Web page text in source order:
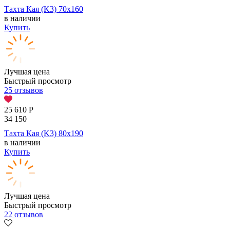
Тахта Кая (K3) 70х160
в наличии
Купить
Лучшая цена
Быстрый просмотр
25 отзывов
25 610 Р
34 150
Тахта Кая (K3) 80х190
в наличии
Купить
Лучшая цена
Быстрый просмотр
22 отзывов